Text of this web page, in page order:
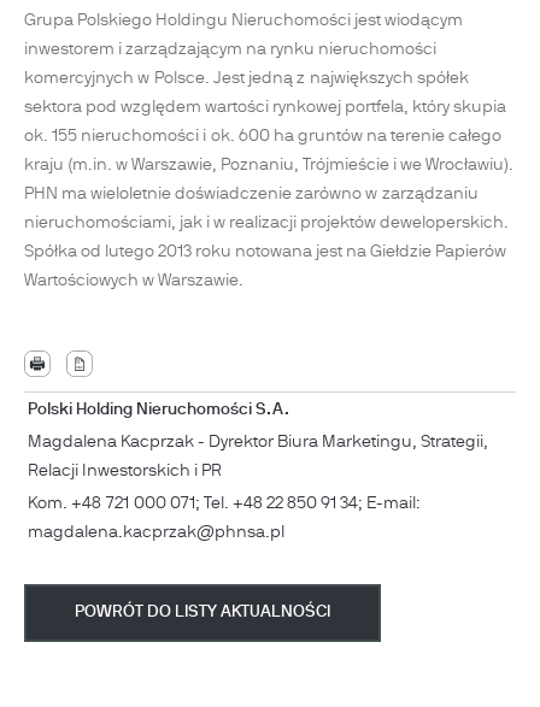
Grupa Polskiego Holdingu Nieruchomości jest wiodącym
inwestorem i zarządzającym na rynku nieruchomości
komercyjnych w Polsce. Jest jedną z największych spółek
sektora pod względem wartości rynkowej portfela, który skupia
ok. 155 nieruchomości i ok. 600 ha gruntów na terenie całego
kraju (m.in. w Warszawie, Poznaniu, Trójmieście i we Wrocławiu).
PHN ma wieloletnie doświadczenie zarówno w zarządzaniu
nieruchomościami, jak i w realizacji projektów deweloperskich.
Spółka od lutego 2013 roku notowana jest na Giełdzie Papierów
Wartościowych w Warszawie.
Polski Holding Nieruchomości S.A.
Magdalena Kacprzak - Dyrektor Biura Marketingu, Strategii,
Relacji Inwestorskich i PR
Kom. +48 721 000 071; Tel. +48 22 850 91 34; E-mail:
magdalena.kacprzak@phnsa.pl
POWRÓT DO LISTY AKTUALNOŚCI